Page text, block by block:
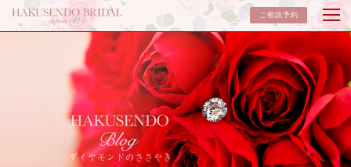
ご相談予約
ダイヤモンドのささやき